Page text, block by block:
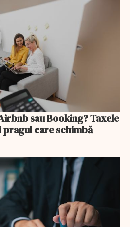
sau Booking? Taxele
pragul care schimbă